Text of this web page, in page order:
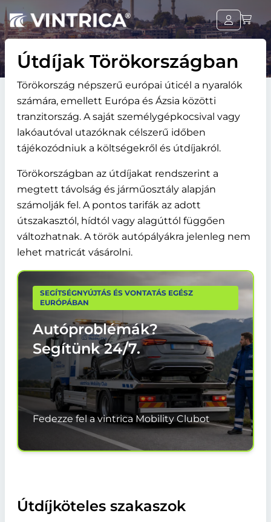
Útdíjak Törökországban
Törökország népszerű európai úticél a nyaralók
számára, emellett Európa és Ázsia közötti
tranzitország. A saját személygépkocsival vagy
lakóautóval utazóknak célszerű időben
tájékozódniuk a költségekről és útdíjakról.
Törökországban az útdíjakat rendszerint a
megtett távolság és járműosztály alapján
számolják fel. A pontos tarifák az adott
útszakasztól, hídtól vagy alagúttól függően
változhatnak. A török autópályákra jelenleg nem
lehet matricát vásárolni.
SEGÍTSÉGNYÚJTÁS ÉS VONTATÁS EGÉSZ
EURÓPÁBAN
Autóproblémák?
Segítünk24/7.
Fedezze fel a vintrica Mobility Clubot
Útdíjköteles szakaszok